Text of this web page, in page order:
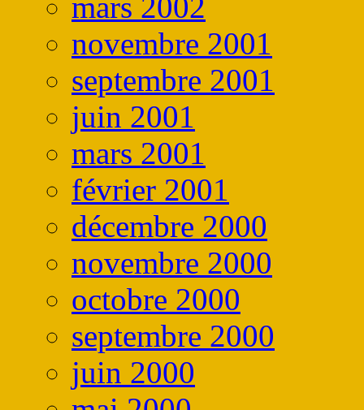
mars 2002
novembre 2001
septembre 2001
juin 2001
mars 2001
février 2001
décembre 2000
novembre 2000
octobre 2000
septembre 2000
juin 2000